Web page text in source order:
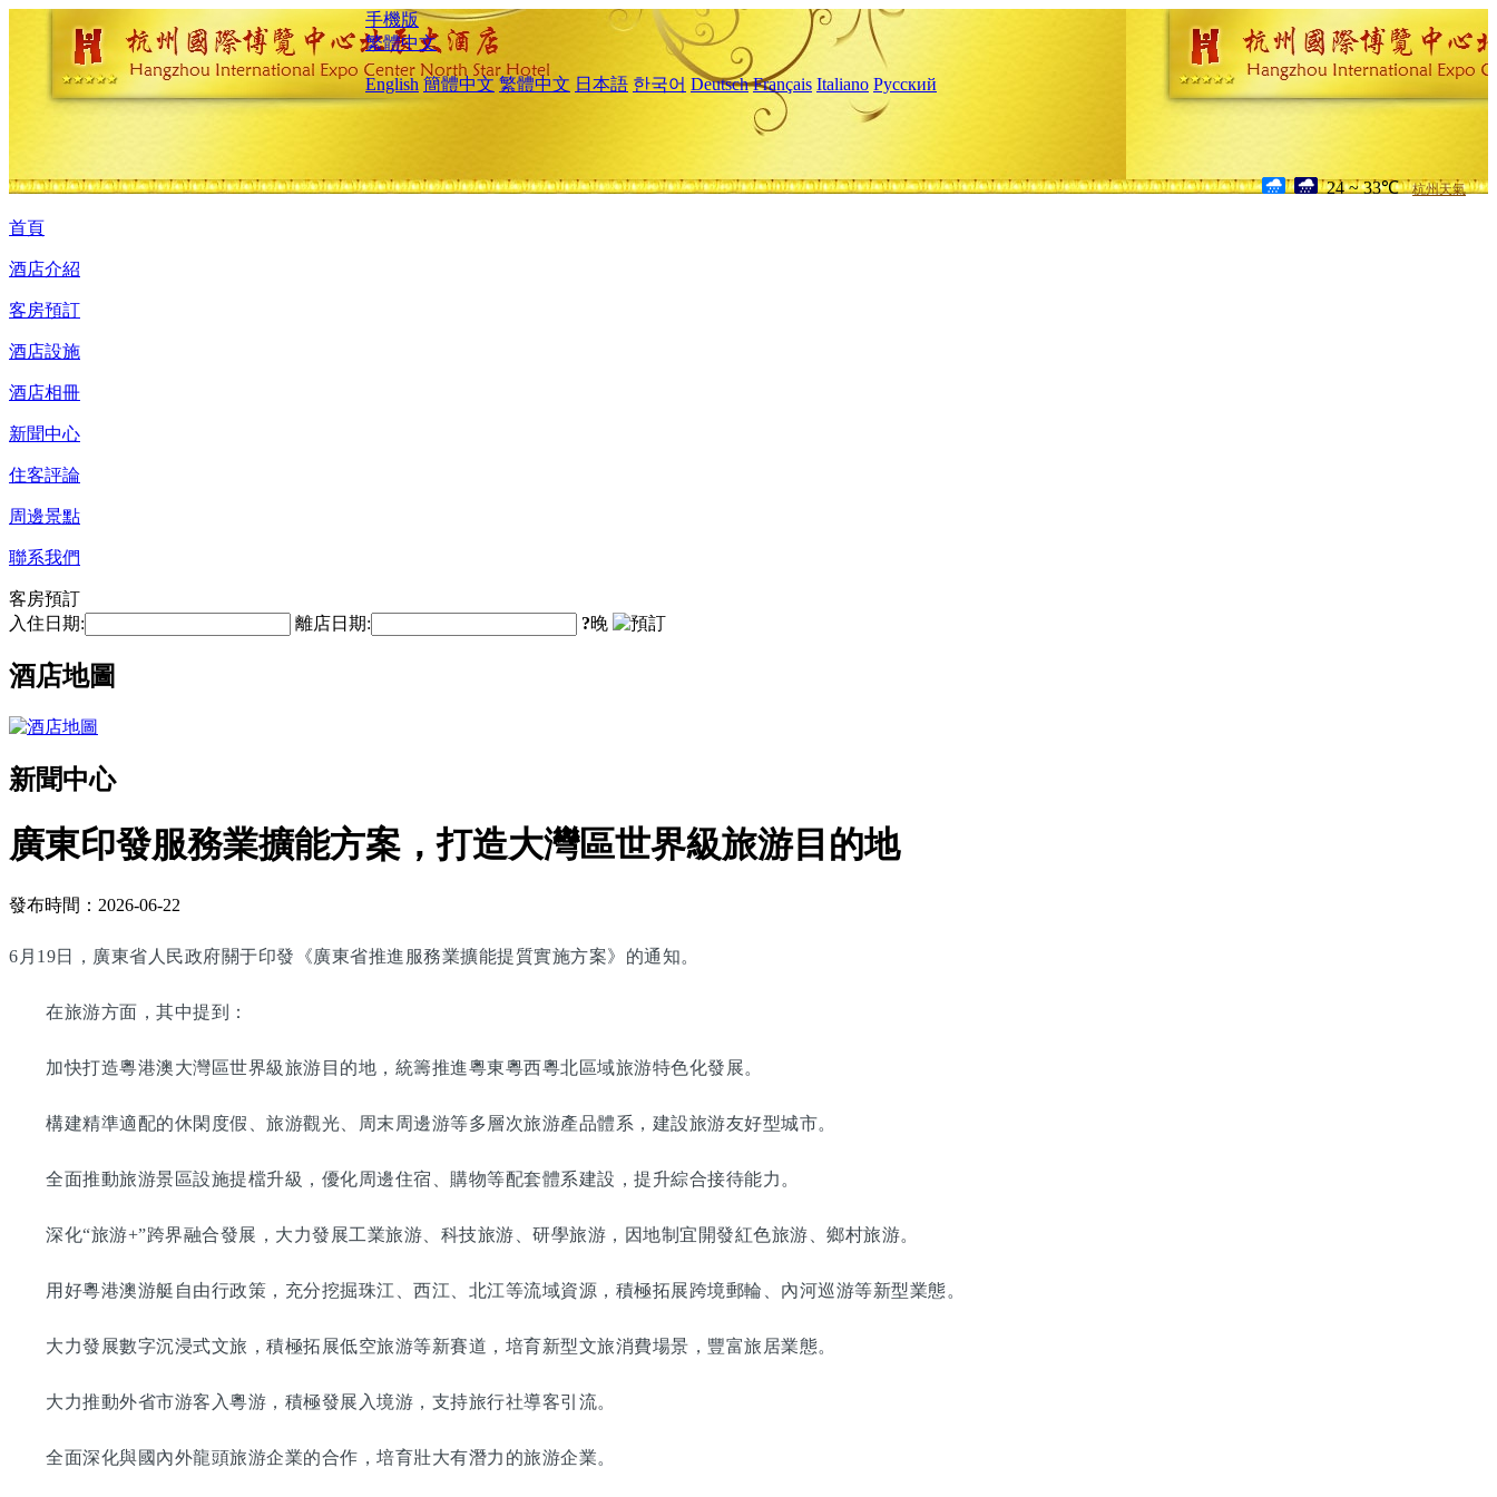
手機版
繁體中文
English 簡體中文 繁體中文 日本語 한국어 Deutsch Français Italiano Русский
24 ~ 33℃ 杭州天氣
首頁
酒店介紹
客房預訂
酒店設施
酒店相冊
新聞中心
住客評論
周邊景點
聯系我們
客房預訂
入住日期:
離店日期: ?晚
酒店地圖
新聞中心
廣東印發服務業擴能方案，打造大灣區世界級旅游目的地
發布時間：2026-06-22
6月19日，廣東省人民政府關于印發《廣東省推進服務業擴能提質實施方案》的通知。
在旅游方面，其中提到：
加快打造粵港澳大灣區世界級旅游目的地，統籌推進粵東粵西粵北區域旅游特色化發展。
構建精準適配的休閑度假、旅游觀光、周末周邊游等多層次旅游產品體系，建設旅游友好型城市。
全面推動旅游景區設施提檔升級，優化周邊住宿、購物等配套體系建設，提升綜合接待能力。
深化“旅游+”跨界融合發展，大力發展工業旅游、科技旅游、研學旅游，因地制宜開發紅色旅游、鄉村旅游。
用好粵港澳游艇自由行政策，充分挖掘珠江、西江、北江等流域資源，積極拓展跨境郵輪、內河巡游等新型業態。
大力發展數字沉浸式文旅，積極拓展低空旅游等新賽道，培育新型文旅消費場景，豐富旅居業態。
大力推動外省市游客入粵游，積極發展入境游，支持旅行社導客引流。
全面深化與國內外龍頭旅游企業的合作，培育壯大有潛力的旅游企業。